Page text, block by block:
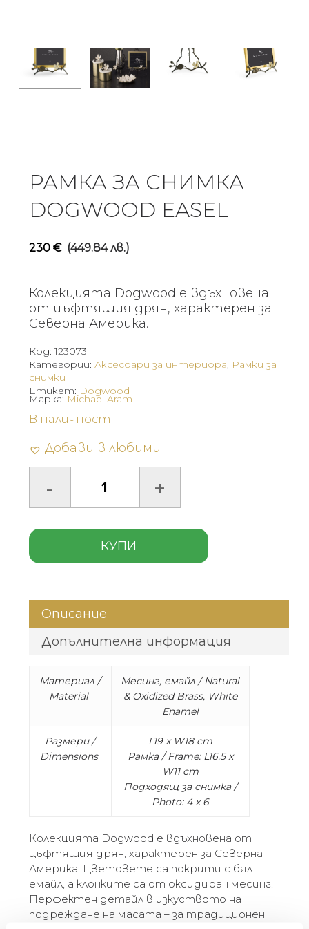
РАМКА ЗА СНИМКА
DOGWOOD EASEL
230 € (449.84 лв.)
Колекцията Dogwood е вдъхновена
от цъфтящия дрян, характерен за
Северна Америка.
Код:123073
Категории: Аксесоари за интериора, Рамки за
снимки
Етикет: Dogwood
В наличност
Добави в любими
КУПИ
Марка: Michael Aram
Описание
Допълнителна информация
Материал /
Material
Месинг, емайл / Natural
& Oxidized Brass, White
Enamel
Размери /
Dimensions
L19 x W18 cm
Рамка / Frame: L16.5 x
W11 cm
Подходящ за снимка /
Photo: 4 x 6
Колекцията Dogwood е вдъхновена от
цъфтящия дрян, характерен за Северна
Америка. Цветовете са покрити с бял
емайл, а клонките са от оксидиран месинг.
Перфектен детайл в изкуството на
подреждане на масата – за традиционен